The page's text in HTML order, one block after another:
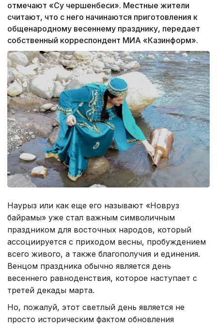
отмечают «Су чершенбеси». Местные жители
считают, что с него начинаются приготовления к
общенародному весеннему празднику, передает
собственный корреспондент МИА «Казинформ».
Наурыз или как еще его называют «Новруз
байрамы» уже стал важным символичным
праздником для восточных народов, который
ассоциируется с приходом весны, пробуждением
всего живого, а также благополучия и единения.
Венцом праздника обычно является день
весеннего равноденствия, которое наступает с
третей декады марта.
Но, пожалуй, этот светлый день является не
просто историческим фактом обновления